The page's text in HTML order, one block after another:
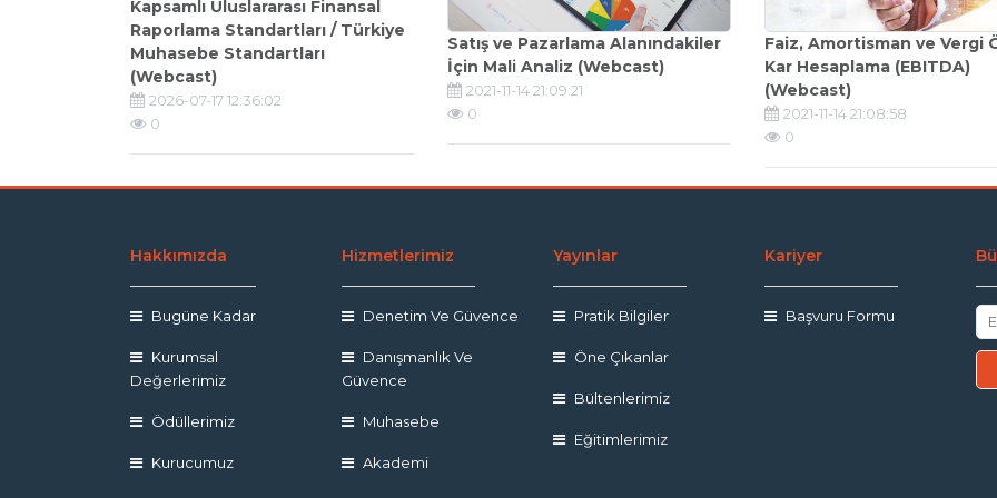
Kapsamlı Uluslararası Finansal
Raporlama Standartları / Türkiye
Muhasebe Standartları
(Webcast)
2026-07-17 12:36:02
0
Satış ve Pazarlama Alanındakiler
İçin Mali Analiz (Webcast)
2021-11-14 21:09:21
0
Faiz, Amortisman ve Vergi
Kar Hesaplama (EBITDA)
(Webcast)
2021-11-14 21:08:58
0
Hakkımızda
Bugüne Kadar
Kurumsal
Değerlerimiz
Ödüllerimiz
Kurucumuz
Hizmetlerimiz
Denetim Ve Güvence
Danışmanlık Ve
Güvence
Muhasebe
Akademi
Yayınlar
Pratik Bilgiler
Öne Çıkanlar
Bültenlerimiz
Eğitimlerimiz
Kariyer
Başvuru Formu